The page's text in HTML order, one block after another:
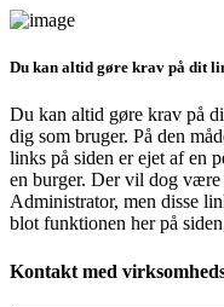
Du kan altid gøre krav på dit
Du kan altid gøre krav på
dig som bruger. På den
links på siden er ejet af en
en burger. Der vil dog være
Administrator, men disse
blot funktionen her på
Kontakt med